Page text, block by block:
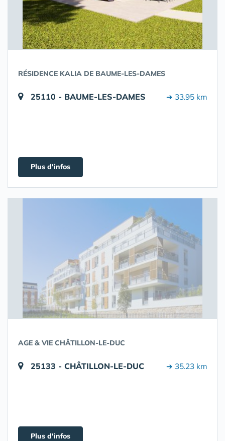
RÉSIDENCE KALIA DE BAUME-LES-DAMES
25110 - BAUME-LES-DAMES ➔ 33.95 km
Plus d'infos
AGE & VIE CHÂTILLON-LE-DUC
25133 - CHÂTILLON-LE-DUC ➔ 35.23 km
Plus d'infos